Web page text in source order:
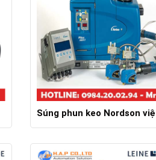
Súng phun keo Nordson